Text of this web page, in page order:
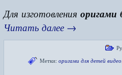
Для изготовления оригами
Читать далее →
Метки: оригами для детей видео